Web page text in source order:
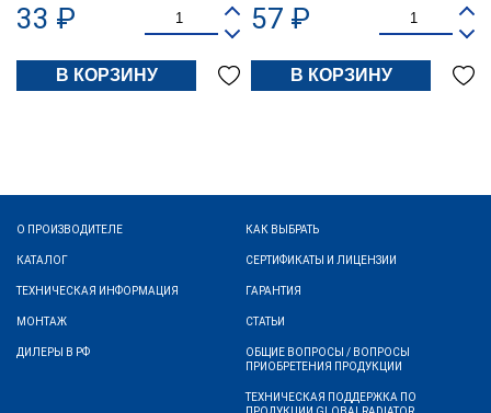
33 ₽
В КОРЗИНУ
57 ₽
В КОРЗИНУ
О ПРОИЗВОДИТЕЛЕ
КАТАЛОГ
ТЕХНИЧЕСКАЯ ИНФОРМАЦИЯ
МОНТАЖ
ДИЛЕРЫ В РФ
КАК ВЫБРАТЬ
СЕРТИФИКАТЫ И ЛИЦЕНЗИИ
ГАРАНТИЯ
СТАТЬИ
ОБЩИЕ ВОПРОСЫ / ВОПРОСЫ
ПРИОБРЕТЕНИЯ ПРОДУКЦИИ
ТЕХНИЧЕСКАЯ ПОДДЕРЖКА ПО